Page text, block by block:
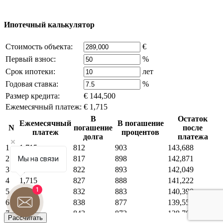
Мы на связи
1
Ипотечный калькулятор
Стоимость объекта:
€
Первый взнос:
%
Срок ипотеки:
лет
Годовая ставка:
%
Размер кредита:
€ 144,500
Ежемесячный платеж: € 1,715
N
Ежемесячный
платеж
В
погашение
долга
В погашение
процентов
Остаток
после
платежа
1
1,715 812 903
143,688
2
1,715 817 898
142,871
3
822 893
142,049
4
1,715 827 888
141,222
5
1,715 832 883
140,390
6
1,715 838 877
139,552
7
1,715 843 872
138,709
Рассчитать